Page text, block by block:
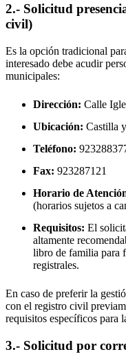
2.- Solicitud
civil)
Es la opción tradicional
interesado debe acudir
municipales:
Dirección: Calle
Ubicación: Castilla
Teléfono:
Fax: 923287121
Horario de
(horarios sujetos a
Requisitos: El
altamente
libro de familia para
registrales.
En caso de preferir la
con el registro civil
requisitos específicos para
3.- Solicitud por